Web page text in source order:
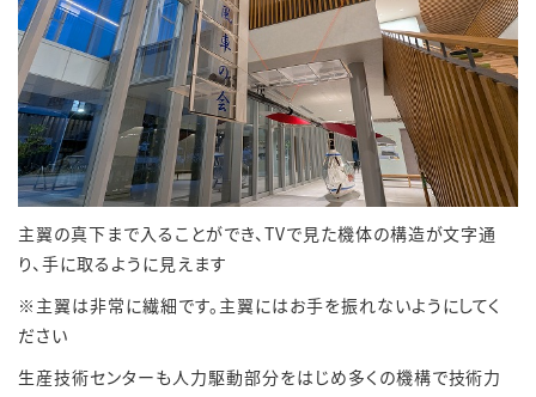
主翼の真下まで入ることができ、TVで見た機体の構造が文字通
り、手に取るように見えます
※主翼は非常に繊細です。主翼にはお手を振れないようにしてく
ださい
生産技術センターも人力駆動部分をはじめ多くの機構で技術力